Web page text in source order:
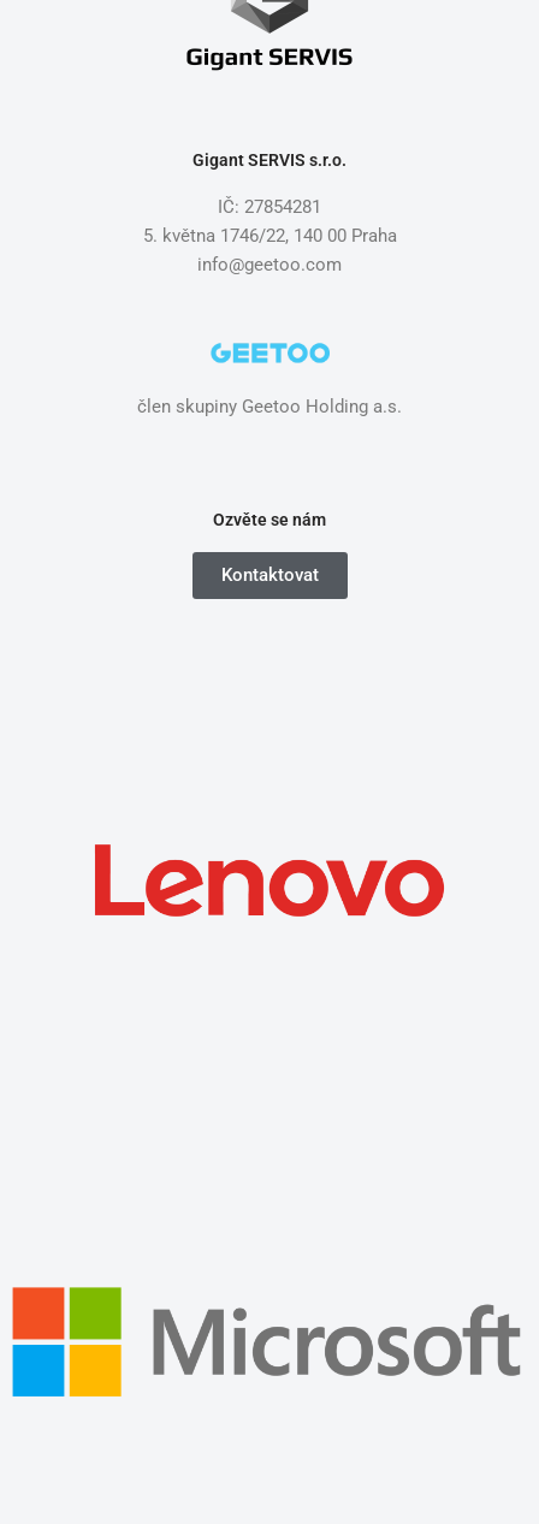
Gigant SERVIS s.r.o.
IČ: 27854281
5. května 1746/22, 140 00 Praha
info@geetoo.com
člen skupiny Geetoo Holding a.s.
Ozvěte se nám
Kontaktovat